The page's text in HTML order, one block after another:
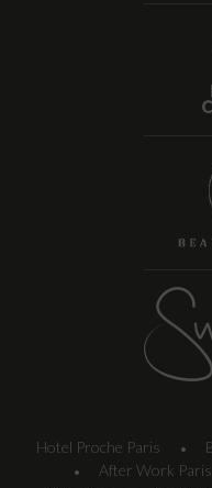
Hotel Proche Paris •
• After Work Paris